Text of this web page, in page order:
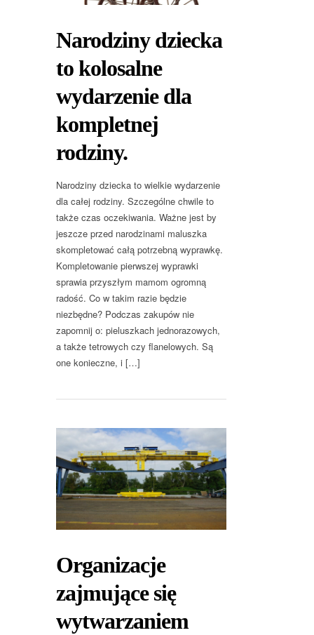
Narodziny dziecka
to kolosalne
wydarzenie dla
kompletnej
rodziny.
Narodziny dziecka to wielkie wydarzenie
dla całej rodziny. Szczególne chwile to
także czas oczekiwania. Ważne jest by
jeszcze przed narodzinami maluszka
skompletować całą potrzebną wyprawkę.
Kompletowanie pierwszej wyprawki
sprawia przyszłym mamom ogromną
radość. Co w takim razie będzie
niezbędne? Podczas zakupów nie
zapomnij o: pieluszkach jednorazowych,
a także tetrowych czy flanelowych. Są
one konieczne, i […]
Organizacje
zajmujące się
wytwarzaniem